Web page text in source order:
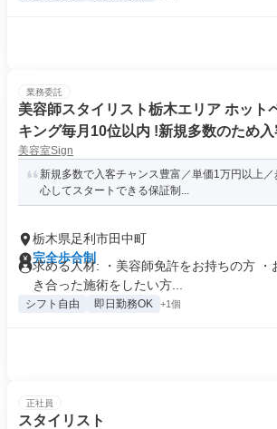
業務委託
美容師スタイリスト栃木エリア ホット
キング毎月10位以内 !新規多数のため
美容室Sign
新規多数で入客チャンス豊富／単価1万円以上
心してスタートできる保証制...
栃木県足利市田中町
完全歩合制
求める人材: ・美容師免許をお持ちの方 ・
き合った施術をしたい方...
シフト自由 即日勤務OK +1個
正社員
スタイリスト